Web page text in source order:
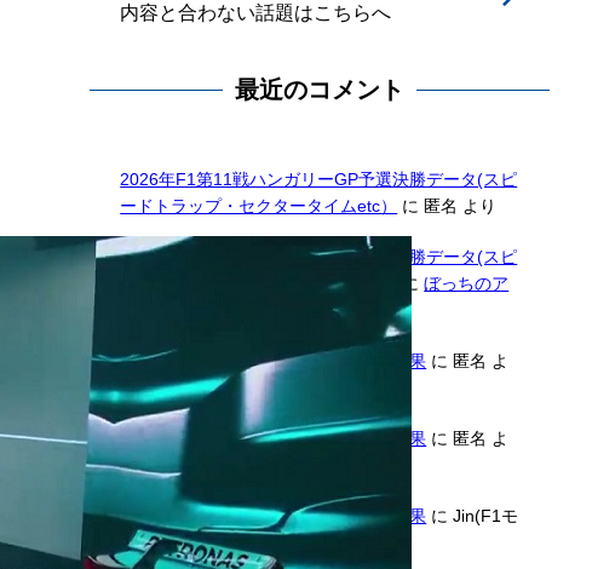
内容と合わない話題はこちらへ
最近のコメント
2026年F1第11戦ハンガリーGP予選決勝データ(スピ
ードトラップ・セクタータイムetc）
に 匿名 より
2026年F1第11戦ハンガリーGP予選決勝データ(スピ
ードトラップ・セクタータイムetc）
にぼっちのア
2026年F1第11戦ハンガリーGP決勝結果 に 匿名 よ
り
2026年F1第11戦ハンガリーGP決勝結果 に 匿名 よ
り
2026年F1第11戦ハンガリーGP決勝結果 にJin(F1モ
タスポGP管理人)